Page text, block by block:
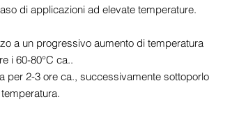
di applicazioni ad elevate temperature.
a un progressivo aumento di temperatura
i 60-80°C ca..
per 2-3 ore ca., successivamente sottoporlo